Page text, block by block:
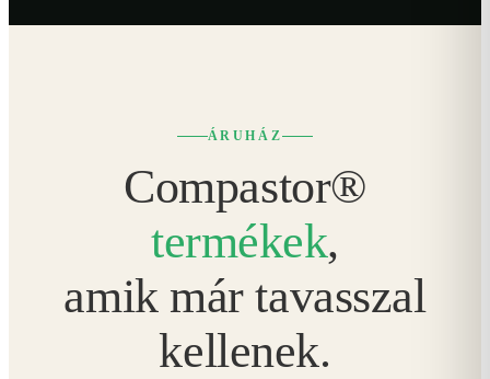
ÁRUHÁZ
Compastor®
termékek,
amik már tavasszal
kellenek.